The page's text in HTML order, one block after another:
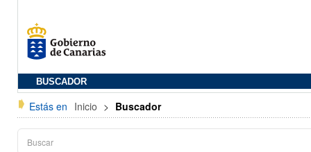
BUSCADOR
Estás en Inicio > Buscador